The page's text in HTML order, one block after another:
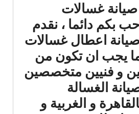
غسالات
بكم دائما ، نقدم
اعطال غسالات
يجب ان تكون من
و فنيين متخصصين
الغسالة
و الغربية و